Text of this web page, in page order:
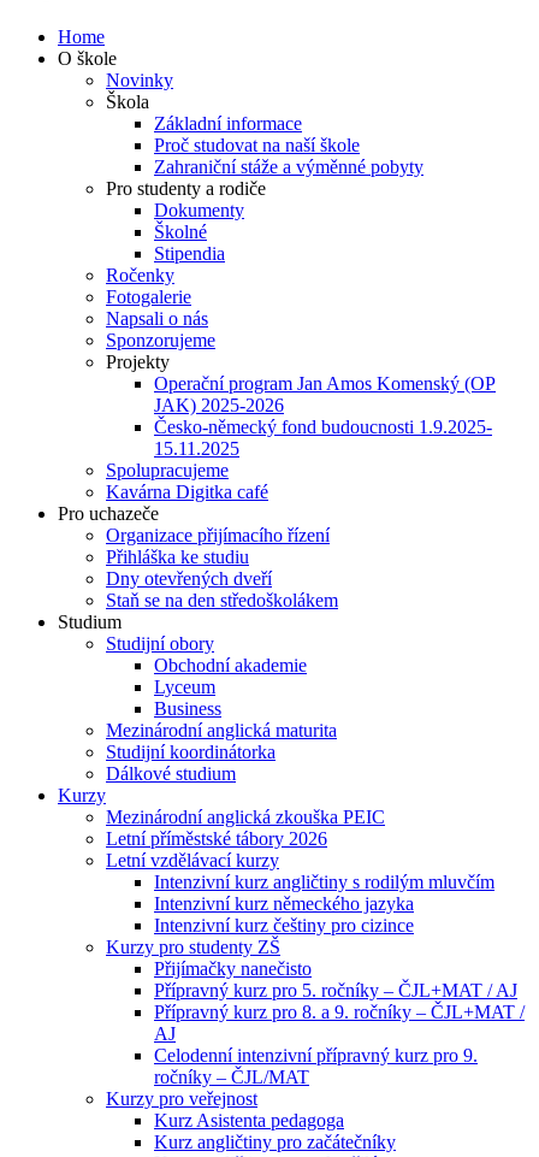
Home
O škole
Novinky
Škola
Základní informace
Proč studovat na naší škole
Zahraniční stáže a výměnné pobyty
Pro studenty a rodiče
Dokumenty
Školné
Stipendia
Ročenky
Fotogalerie
Napsali o nás
Sponzorujeme
Projekty
Operační program Jan Amos Komenský (OP
JAK) 2025-2026
Česko-německý fond budoucnosti 1.9.2025-
15.11.2025
Spolupracujeme
Kavárna Digitka café
Pro uchazeče
Organizace přijímacího řízení
Přihláška ke studiu
Dny otevřených dveří
Staň se na den středoškolákem
Studium
Studijní obory
Obchodní akademie
Lyceum
Business
Mezinárodní anglická maturita
Studijní koordinátorka
Dálkové studium
Kurzy
Mezinárodní anglická zkouška PEIC
Letní příměstské tábory 2026
Letní vzdělávací kurzy
Intenzivní kurz angličtiny s rodilým mluvčím
Intenzivní kurz německého jazyka
Intenzivní kurz češtiny pro cizince
Kurzy pro studenty ZŠ
Přijímačky nanečisto
Přípravný kurz pro 5. ročníky – ČJL+MAT / AJ
Přípravný kurz pro 8. a 9. ročníky – ČJL+MAT /
AJ
Celodenní intenzivní přípravný kurz pro 9.
ročníky – ČJL/MAT
Kurzy pro veřejnost
Kurz Asistenta pedagoga
Kurz angličtiny pro začátečníky